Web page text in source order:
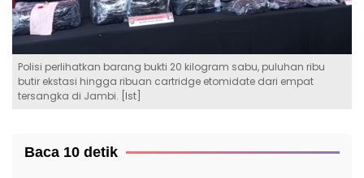
Polisi perlihatkan barang bukti 20 kilogram sabu, puluhan ribu
butir ekstasi hingga ribuan cartridge etomidate dari empat
tersangka di Jambi. [Ist]
Baca 10 detik